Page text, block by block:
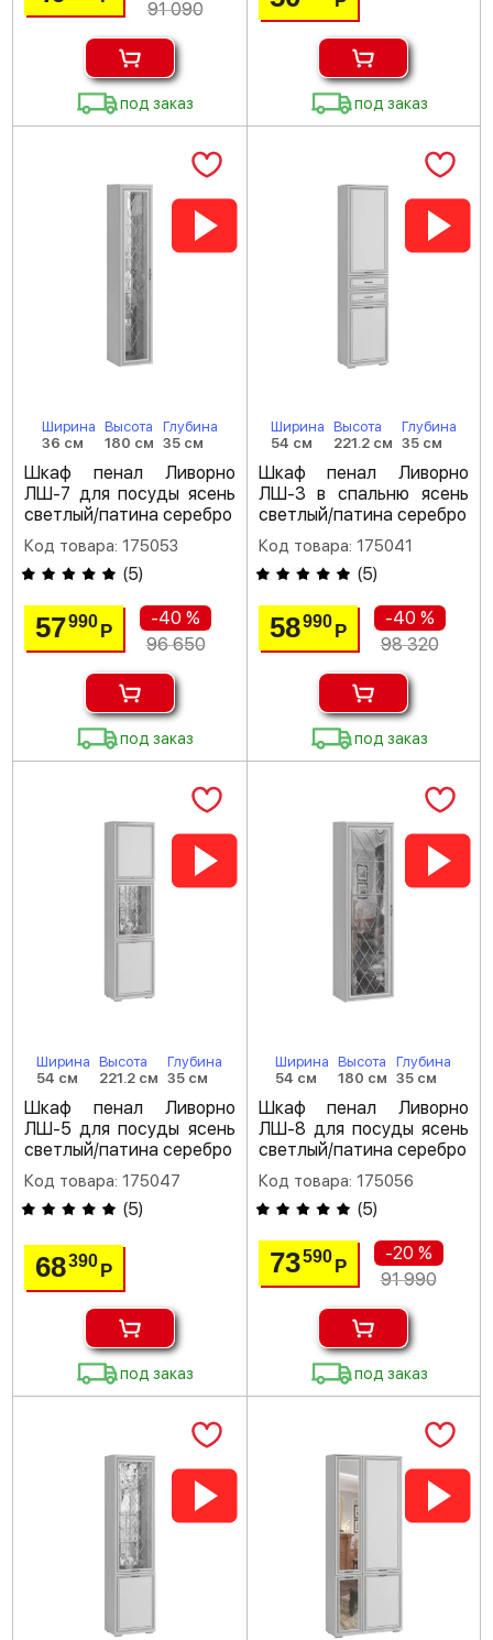
91 090
под заказ под заказ
Ширина
36 см
Высота
180 см
Глубина
35 см
Шкаф пенал Ливорно
ЛШ-7 для посуды ясень
светлый/патина серебро
Код товара: 175053
(5)
57990Р
-40 %
96 650
под заказ
Ширина
54 см
Высота
221.2 см
Глубина
35 см
Шкаф пенал Ливорно
ЛШ-3 в спальню ясень
светлый/патина серебро
Код товара: 175041
(5)
58990 Р
-40 %
98 320
под заказ
Ширина
54 см
Высота
221.2 см
Глубина
35 см
Шкаф пенал Ливорно
ЛШ-5 для посуды ясень
светлый/патина серебро
Код товара: 175047
(5)
68390Р
под заказ
Ширина
54 см
Высота
180 см
Глубина
35 см
Шкаф пенал Ливорно
ЛШ-8 для посуды ясень
светлый/патина серебро
Код товара: 175056
(5)
73590 Р
-20 %
91 990
под заказ